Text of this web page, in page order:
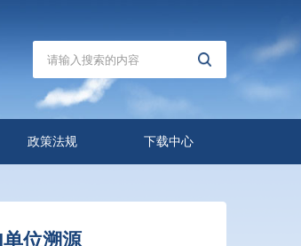
政策法规 下载中心
位溯源